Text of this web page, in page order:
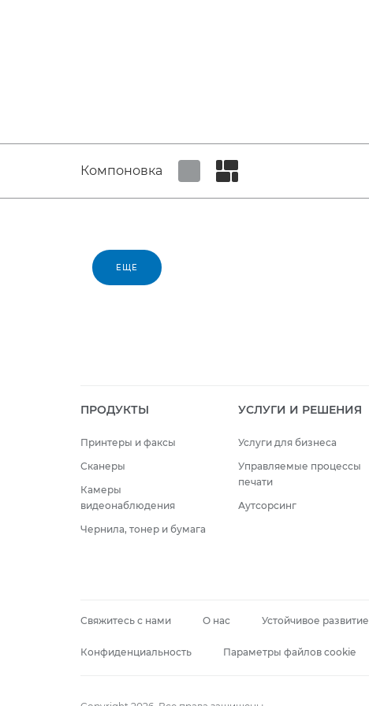
Компоновка
ЕЩЕ
ПРОДУКТЫ
Принтеры и факсы
Сканеры
Камеры
видеонаблюдения
Чернила, тонер и бумага
УСЛУГИ И РЕШЕНИЯ
Услуги для бизнеса
Управляемые процессы
печати
Аутсорсинг
Свяжитесь с нами О нас Устойчивое развитие
Конфиденциальность Параметры файлов cookie